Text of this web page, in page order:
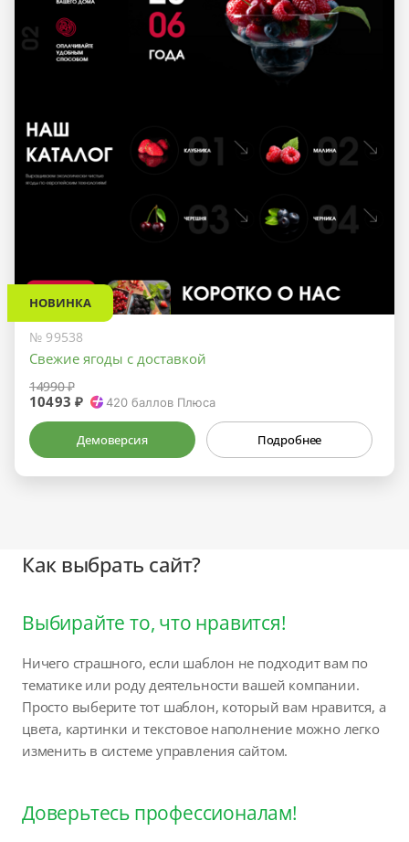
НОВИНКА
№ 99538
Свежие ягоды с доставкой
14990 ₽
10493 ₽ 420 баллов Плюса
Демоверсия Подробнее
Как выбрать сайт?
Выбирайте то, что нравится!
Ничего страшного, если шаблон не подходит вам по
тематике или роду деятельности вашей компании.
Просто выберите тот шаблон, который вам нравится, а
цвета, картинки и текстовое наполнение можно легко
изменить в системе управления сайтом.
Доверьтесь профессионалам!